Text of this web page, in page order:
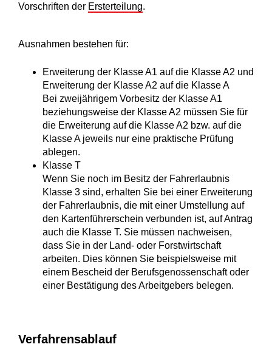
Vorschriften der Ersterteilung.
Ausnahmen bestehen für:
Erweiterung der Klasse A1 auf die Klasse A2 und
Erweiterung der Klasse A2 auf die Klasse A
Bei zweijährigem Vorbesitz der Klasse A1
beziehungsweise der Klasse A2 müssen Sie für
die Erweiterung auf die Klasse A2 bzw. auf die
Klasse A jeweils nur eine praktische Prüfung
ablegen.
Klasse T
Wenn Sie noch im Besitz der Fahrerlaubnis
Klasse 3 sind, erhalten Sie bei einer Erweiterung
der Fahrerlaubnis, die mit einer Umstellung auf
den Kartenführerschein verbunden ist, auf Antrag
auch die Klasse T. Sie müssen nachweisen,
dass Sie in der Land- oder Forstwirtschaft
arbeiten. Dies können Sie beispielsweise mit
einem Bescheid der Berufsgenossenschaft oder
einer Bestätigung des Arbeitgebers belegen.
Verfahrensablauf